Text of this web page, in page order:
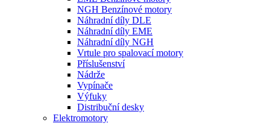
NGH Benzínové motory
Náhradní díly DLE
Náhradní díly EME
Náhradní díly NGH
Vrtule pro spalovací motory
Příslušenství
Nádrže
Vypínače
Výfuky
Distribuční desky
Elektromotory